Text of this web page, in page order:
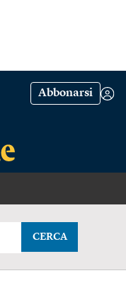
Abbonarsi
CERCA